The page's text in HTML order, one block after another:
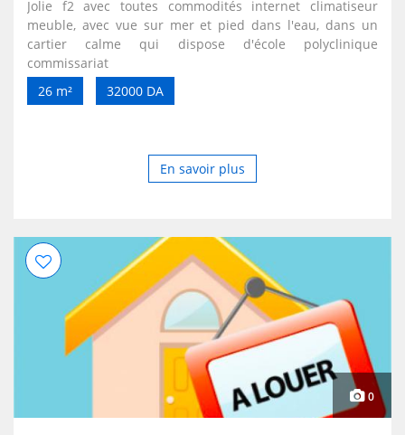
Jolie f2 avec toutes commodités internet climatiseur
meuble, avec vue sur mer et pied dans l'eau, dans un
cartier calme qui dispose d'école polyclinique
commissariat
26 m²
32000 DA
En savoir plus
0